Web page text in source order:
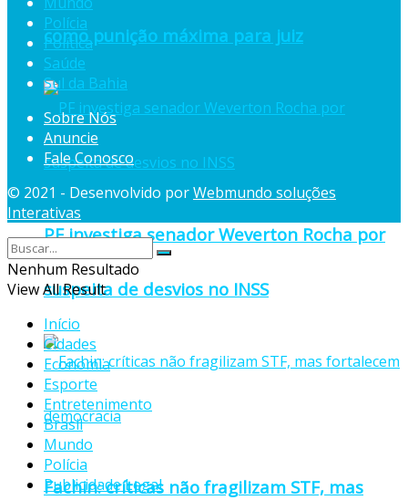
como punição máxima para juiz
PF investiga senador Weverton Rocha por
suspeita de desvios no INSS
Fachin: críticas não fragilizam STF, mas
Polícia
Política
Saúde
Sul da Bahia
Sobre Nós
Anuncie
Fale Conosco
© 2021 - Desenvolvido porWebmundo soluções
Interativas
Nenhum Resultado
View All Result
Início
Cidades
Economia
Esporte
Entretenimento
Brasil
Mundo
Polícia
Publicidade Legal